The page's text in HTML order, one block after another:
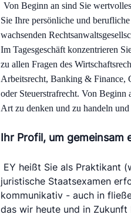
Von Beginn an sind Sie
Sie Ihre persönliche und
wachsenden
Im Tagesgeschäft konzentrieren
zu allen Fragen des
Arbeitsrecht, Banking & Finance,
oder Steuerstrafrecht. Von Beginn
Art zu denken und zu handeln
Ihr Profil, um gemeinsam
EY heißt Sie als Praktikant
juristische Staatsexamen
kommunikativ - auch in
das wir heute und in Zukunft